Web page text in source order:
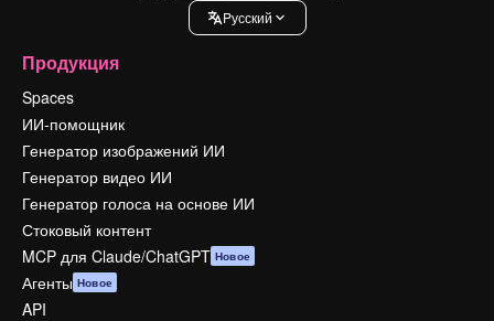
Pусский
Продукция
Spaces
ИИ-помощник
Генератор изображений ИИ
Генератор видео ИИ
Генератор голоса на основе ИИ
Стоковый контент
MCP для Claude/ChatGPT Новое
Агенты Новое
API